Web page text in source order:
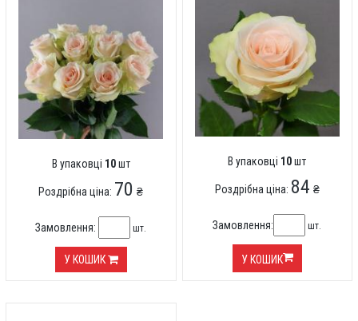
В упаковці 10шт
Роздрібна ціна: 70 ₴
Замовлення: шт.
У КОШИК
В упаковці 10шт
Роздрібна ціна: 84 ₴
Замовлення: шт.
У КОШИК